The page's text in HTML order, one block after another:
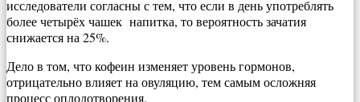
исследователи согласны с тем, что если в день употреблять
более четырёх чашек напитка, то вероятность зачатия
снижается на 25%.
Дело в том, что кофеин изменяет уровень гормонов,
отрицательно влияет на овуляцию, тем самым осложняя
процесс оплодотворения.